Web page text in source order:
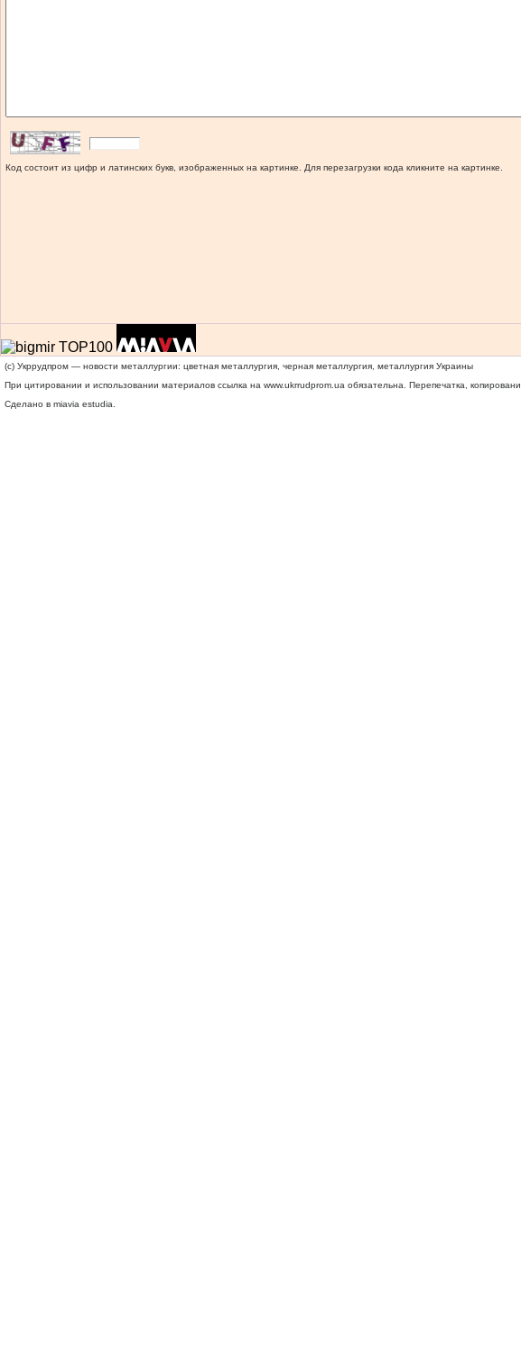
Код состоит из цифр и латинских букв, изображенных на картинке. Для перезагрузки кода кликните на картинке.
(c) Укррудпром — новости металлургии: цветная металлургия, черная металлургия, металлургия Украины
При цитировании и использовании материалов ссылка на www.ukrrudprom.ua обязательна. Перепечатка,
Сделано в miavia estudia.